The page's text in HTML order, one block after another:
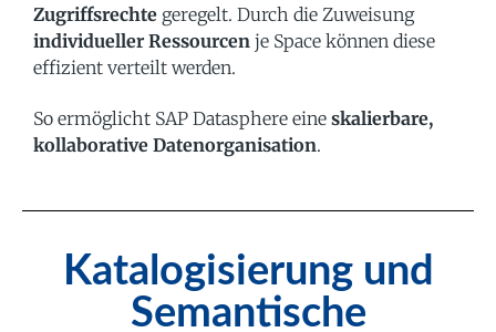
Zugriffsrechte geregelt. Durch die Zuweisung
individueller Ressourcen je Space können diese
effizient verteilt werden.
So ermöglicht SAP Datasphere eine skalierbare,
kollaborative Datenorganisation.
Katalogisierung und
Semantische